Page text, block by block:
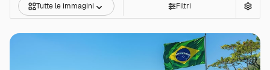
Tutte le immagini Filtri